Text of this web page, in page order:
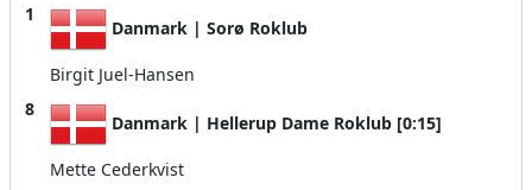
1
Danmark | Sorø Roklub
Birgit Juel-Hansen
8
Danmark | Hellerup Dame Roklub [0:15]
Mette Cederkvist